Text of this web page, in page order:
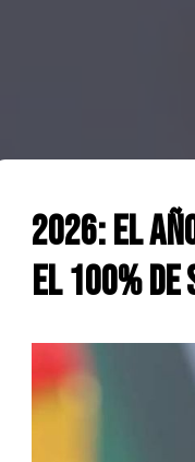
2026: El
el 100% de